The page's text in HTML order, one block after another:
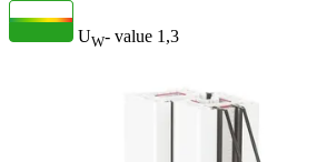
UW- value 1,3